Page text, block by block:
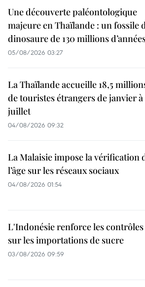
Une découverte paléontologique
majeure en Thaïlande : un fossile
dinosaure de 130 millions
05/08/2026 03:27
La Thaïlande accueille 18,5
de touristes étrangers de janvier à
juillet
04/08/2026 09:32
La Malaisie impose la vérification
l’âge sur les réseaux sociaux
04/08/2026 01:54
L'Indonésie renforce les contrôles
sur les importations de sucre
03/08/2026 09:59